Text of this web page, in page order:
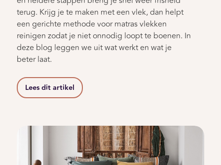
terug. Krijg je te maken met een vlek, dan helpt
een gerichte methode voor matras vlekken
reinigen zodat je niet onnodig loopt te boenen. In
deze blog leggen we uit wat werkt en wat je
beter laat.
Lees dit artikel